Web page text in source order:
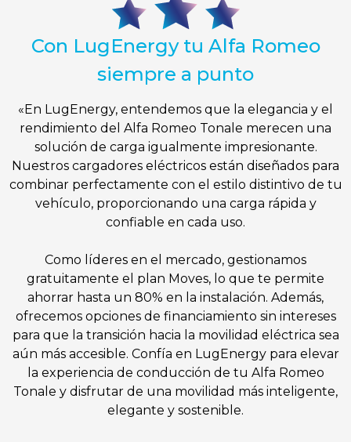
Con LugEnergy tu Alfa Romeo
siempre a punto
«En LugEnergy, entendemos que la elegancia y el
rendimiento del Alfa Romeo Tonale merecen una
solución de carga igualmente impresionante.
Nuestros cargadores eléctricos están diseñados para
combinar perfectamente con el estilo distintivo de tu
vehículo, proporcionando una carga rápida y
confiable en cada uso.
Como líderes en el mercado, gestionamos
gratuitamente el plan Moves, lo que te permite
ahorrar hasta un 80% en la instalación. Además,
ofrecemos opciones de financiamiento sin intereses
para que la transición hacia la movilidad eléctrica sea
aún más accesible. Confía en LugEnergy para elevar
la experiencia de conducción de tu Alfa Romeo
Tonale y disfrutar de una movilidad más inteligente,
elegante y sostenible.